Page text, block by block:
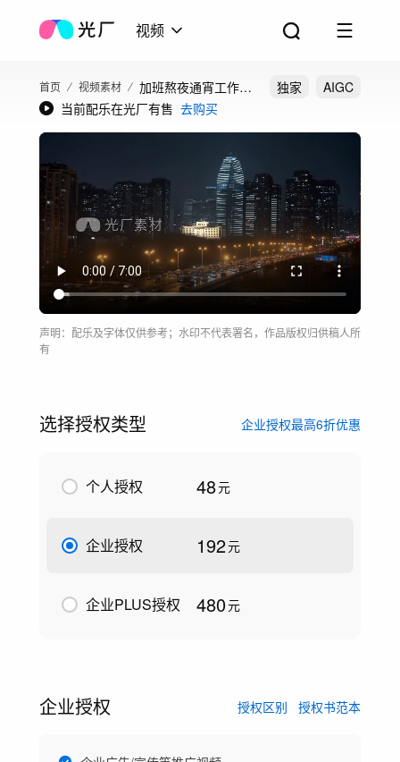
视频
首页 视频素材
加班熬夜通宵工作疲
惫办公楼夜景
独家
AIGC
当前配乐在光厂有售 去购买
声明：配乐及字体仅供参考；水印不代表署名，作品版权归供稿人所
有
选择授权类型 企业授权最高6折优惠
个人授权 48元
企业授权 192元
企业PLUS授权 480元
企业授权 授权区别 授权书范本